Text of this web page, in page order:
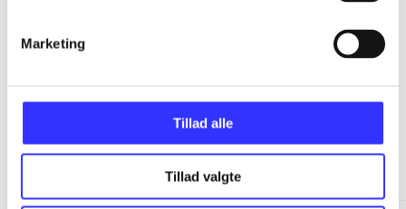
Marketing
Tillad alle
Tillad valgte
Minder om